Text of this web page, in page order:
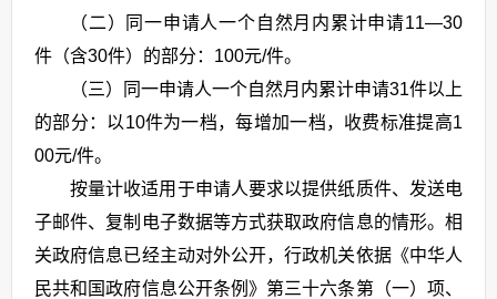
（二）同一申请人一个自然月内累计申请11—30
件（含30件）的部分：100元/件。
（三）同一申请人一个自然月内累计申请31件以上
的部分：以10件为一档，每增加一档，收费标准提高1
00元/件。
按量计收适用于申请人要求以提供纸质件、发送电
子邮件、复制电子数据等方式获取政府信息的情形。相
关政府信息已经主动对外公开，行政机关依据《中华人
民共和国政府信息公开条例》第三十六条第（一）项、